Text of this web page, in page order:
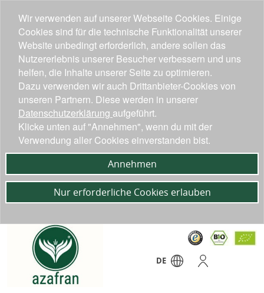
DE
Wir verwenden auf unserer Webseite Cookies. Einige
Cookies sind für die technische Funktionalität unserer
Website unbedingt erforderlich, andere sollen das
Nutzererlebnis unserer Besucher verbessern und uns
helfen, die Inhalte unserer Seite zu optimieren.
Dazu verwenden wir auch Drittanbieter-Cookies von
unseren Partnern. Diese werden in unserer
Datenschutzerklärung aufgeführt.
Klicke unten auf "Annehmen", wenn du mit der
Verwendung aller Cookies einverstanden bist.
Annehmen
Nur erforderliche Cookies erlauben